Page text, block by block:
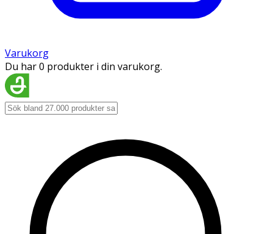
Varukorg
Du har 0 produkter i din varukorg.